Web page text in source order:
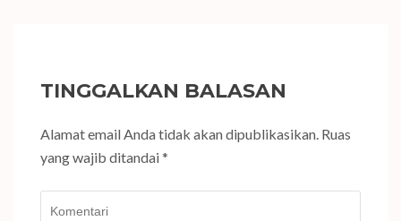
TINGGALKAN BALASAN
Alamat email Anda tidak akan dipublikasikan. Ruas
yang wajib ditandai*